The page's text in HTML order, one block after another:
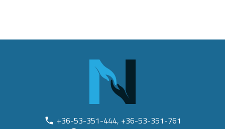
+36-53-351-444, +36-53-351-761